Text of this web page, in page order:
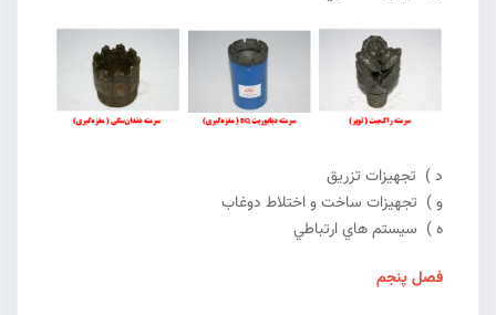
د ) تجهيزات تزريق
و ) تجهيزات ساخت و اختلاط دوغاب
ه ) سيستم هاي ارتباطي
فصل پنجم